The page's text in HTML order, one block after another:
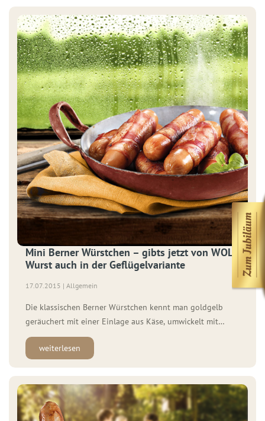
Frischback eingebacken ist. Bereits 2015 startete die
Entwicklung des Snacks […]
Mini Berner Würstchen – gibts jetzt von WOLF
Wurst auch in der Geflügelvariante
17.07.2015 | Allgemein
Die klassischen Berner Würstchen kennt man goldgelb
geräuchert mit einer Einlage aus Käse, umwickelt mit
würzigem Bauchspeck. Typischerweise werden dafür Wiener
bzw. Frankfurter Würstchen und Emmentaler Käse verwendet.
verkürzen somit den Verbrauchern die Zubereitungszeit. So
landet die leckere […]
weiterlesen